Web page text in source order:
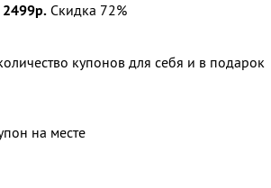
2499р. Скидка 72%
купонов для себя и в подарок
на месте